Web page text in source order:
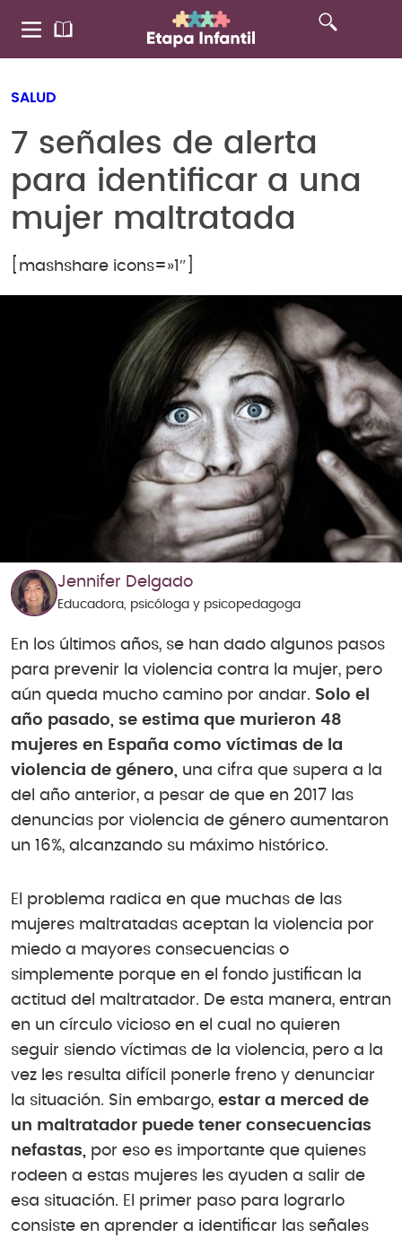
SALUD
7 señales de alerta
para identificar a una
mujer maltratada
[mashshare icons=»1″]
Jennifer Delgado
Educadora, psicóloga y psicopedagoga
En los últimos años, se han dado algunos pasos
para prevenir la violencia contra la mujer, pero
aún queda mucho camino por andar. Solo el
año pasado, se estima que murieron 48
mujeres en España como víctimas de la
violencia de género, una cifra que supera a la
del año anterior, a pesar de que en 2017 las
denuncias por violencia de género aumentaron
un 16%, alcanzando su máximo histórico.
El problema radica en que muchas de las
mujeres maltratadas aceptan la violencia por
miedo a mayores consecuencias o
simplemente porque en el fondo justifican la
actitud del maltratador. De esta manera, entran
en un círculo vicioso en el cual no quieren
seguir siendo víctimas de la violencia, pero a la
vez les resulta difícil ponerle freno y denunciar
la situación. Sin embargo, estar a merced de
un maltratador puede tener consecuencias
nefastas, por eso es importante que quienes
rodeen a estas mujeres les ayuden a salir de
esa situación. El primer paso para lograrlo
consiste en aprender a identificar las señales